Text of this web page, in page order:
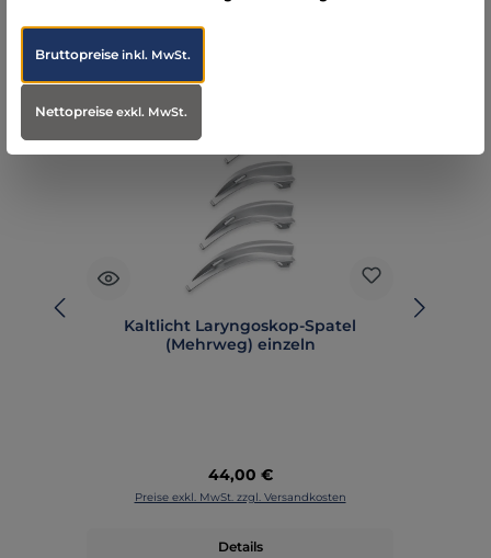
Produktgalerie überspringen
Accessory Items
Kaltlicht Laryngoskop-Spatel
(Mehrweg) einzeln
Regulärer Preis:
44,00 €
Preise exkl. MwSt. zzgl. Versandkosten
Details
Bruttopreiseinkl. MwSt.
Nettopreiseexkl. MwSt.